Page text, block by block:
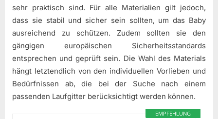
sehr praktisch sind. Für alle Materialien gilt jedoch,
dass sie stabil und sicher sein sollten, um das Baby
ausreichend zu schützen. Zudem sollten sie den
gängigen europäischen Sicherheitsstandards
entsprechen und geprüft sein. Die Wahl des Materials
hängt letztendlich von den individuellen Vorlieben und
Bedürfnissen ab, die bei der Suche nach einem
passenden Laufgitter berücksichtigt werden können.
EMPFEHLUNG